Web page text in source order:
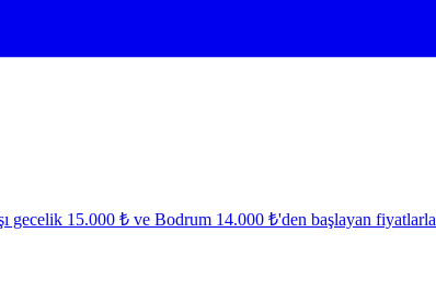
gecelik 15.000 ₺ ve Bodrum 14.000 ₺'den başlayan fiyatlarla